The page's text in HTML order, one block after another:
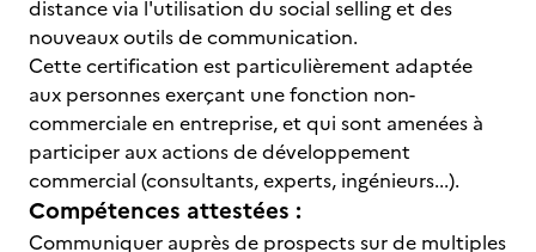
distance via l'utilisation du social selling et des
nouveaux outils de communication.
Cette certification est particulièrement adaptée
aux personnes exerçant une fonction non-
commerciale en entreprise, et qui sont amenées à
participer aux actions de développement
commercial (consultants, experts, ingénieurs...).
Compétences attestées :
Communiquer auprès de prospects sur de multiples